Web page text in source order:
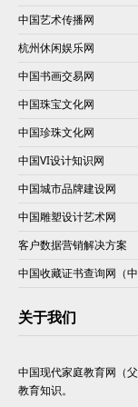
中国艺术传播网
杭州休闲娱乐网
中国书画交易网
中国珠宝文化网
中国珍珠文化网
中国VI设计知识网
中国城市品牌建设网
中国雕塑设计艺术网
客户数据营销解决方案
中国收藏证书查询网（
关于我们
中国现代家庭教育网（
教育知识。